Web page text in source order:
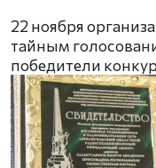
22 ноября
тайным
победители